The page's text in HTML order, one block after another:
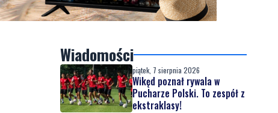
Wiadomości
piątek, 7 sierpnia 2026
Wikęd poznał rywala w
Pucharze Polski. To zespół z
ekstraklasy!